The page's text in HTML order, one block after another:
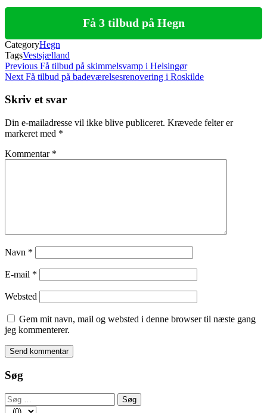
Få 3 tilbud på Hegn
CategoryHegn
TagsVestsjælland
Indlægsnavigation
Previous
Post
Previous Få tilbud på skimmelsvamp i Helsingør
Next
Next Få tilbud på badeværelsesrenovering i Roskilde
Skriv et svar
Din e-mailadresse vil ikke blive publiceret. Krævede felter er
markeret med *
Kommentar *
Navn *
E-mail *
Websted
Gem mit navn, mail og websted i denne browser til næste gang
jeg kommenterer.
Søg
Søg
efter: